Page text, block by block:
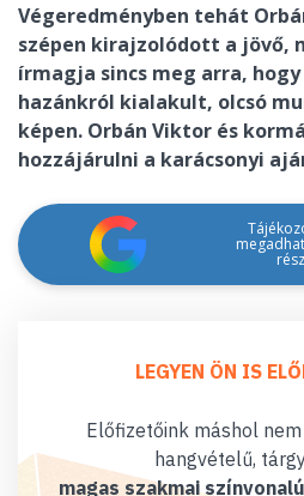
Végeredményben tehát
szépen kirajzolódott a jövő,
írmagja sincs meg arra,
hazánkról kialakult, olcsó
képen. Orbán Viktor és
hozzájárulni a karácsonyi
LEGYEN ÖN IS
Előfizetőink máshol
hangvételű,
magas szakmai színvonalú